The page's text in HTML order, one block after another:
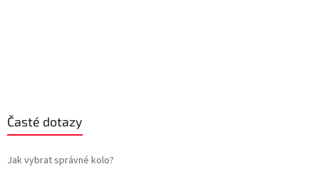
Časté dotazy
Jak vybrat správné kolo?